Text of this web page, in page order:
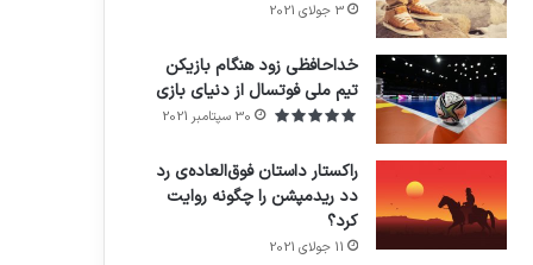
71%
3 جولای 2021
خداحافظی زود هنگام بازیکن
تیم ملی فوتسال از دنیای بازی
30 سپتامبر 2021
راکستار داستان فوق‌العاده‌ی رد
دد ریدمپشن را چگونه روایت
کرد؟
11 جولای 2021